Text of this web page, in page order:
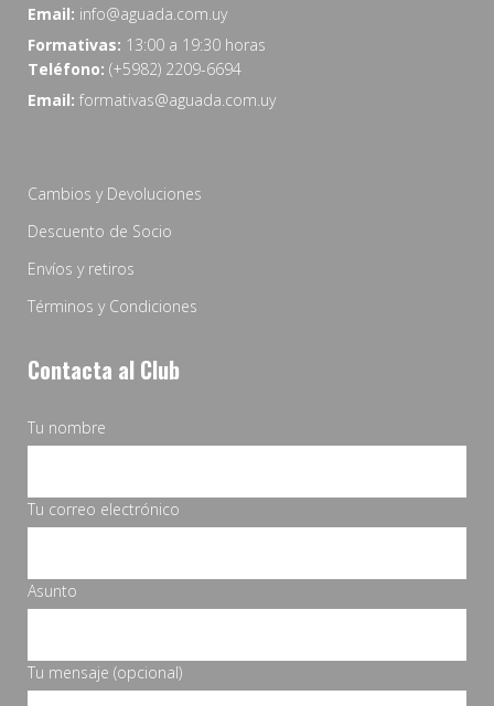
Email: info@aguada.com.uy
Formativas: 13:00 a 19:30 horas
Teléfono: (+5982) 2209-6694
Email: formativas@aguada.com.uy
Cambios y Devoluciones
Descuento de Socio
Envíos y retiros
Términos y Condiciones
Contacta al Club
Tu nombre
Tu correo electrónico
Asunto
Tu mensaje (opcional)